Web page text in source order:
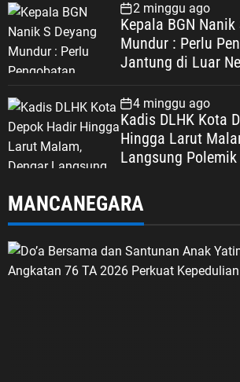
2 minggu ago
Kepala BGN Nanik
Mundur : Perlu
Jantung di Luar
4 minggu ago
Kadis DLHK Kota
Hingga Larut
Langsung
MANCANEGARA